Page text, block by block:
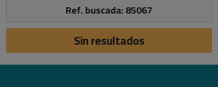
Ref. buscada: 85067
Sin resultados